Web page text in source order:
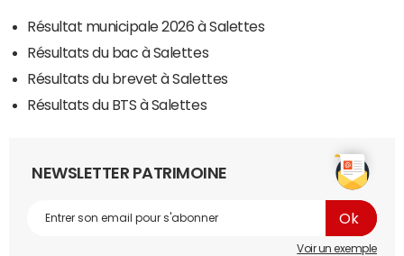
Résultat municipale 2026 à Salettes
Résultats du bac à Salettes
Résultats du brevet à Salettes
Résultats du BTS à Salettes
NEWSLETTER PATRIMOINE
Voir un exemple